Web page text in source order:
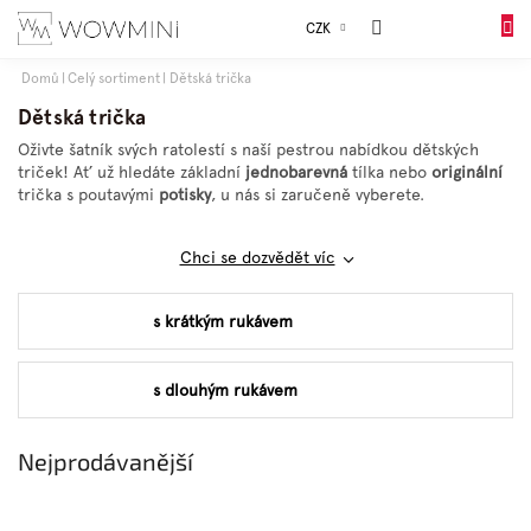
Přejít
CZK
Sales
Chlapci
Dárkové
Domů Celý sortiment Dětská trička
Dětská trička
Oživte šatník svých ratolestí s naší pestrou nabídkou dětských
triček! Ať už hledáte základní jednobarevná tílka nebo originální
trička s poutavými potisky, u nás si zaručeně vyberete.
Chci se dozvědět víc
s krátkým rukávem
s dlouhým rukávem
Nejprodávanější